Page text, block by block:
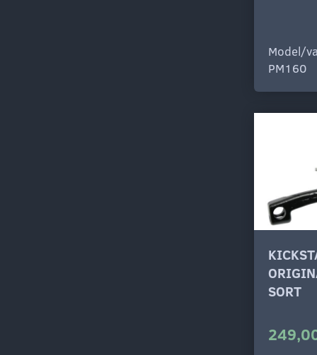
Model/
PM160
SORT